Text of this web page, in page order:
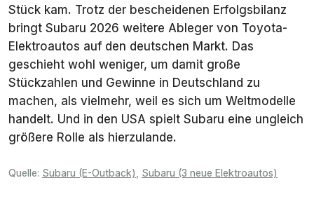
Stück kam. Trotz der bescheidenen Erfolgsbilanz
bringt Subaru 2026 weitere Ableger von Toyota-
Elektroautos auf den deutschen Markt. Das
geschieht wohl weniger, um damit große
Stückzahlen und Gewinne in Deutschland zu
machen, als vielmehr, weil es sich um Weltmodelle
handelt. Und in den USA spielt Subaru eine ungleich
größere Rolle als hierzulande.
Quelle: Subaru (E-Outback) Subaru (3 neue Elektroautos)